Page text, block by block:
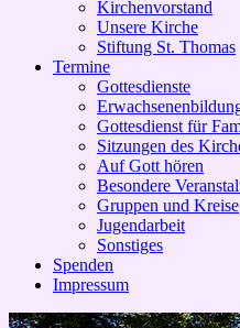
Kirchenvorstand
Unsere Kirche
Stiftung St. Thomas
Termine
Gottesdienste
Gottesdienst für
Sitzungen des
Auf Gott hören
Besondere
Gruppen und Kreise
Jugendarbeit
Sonstiges
Spenden
Impressum